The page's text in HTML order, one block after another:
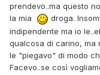
prendevo..ma questo
la mia
droga.
indipendente ma io
qualcosa di carino, ma
le "piegavo" di modo
Facevo..se così